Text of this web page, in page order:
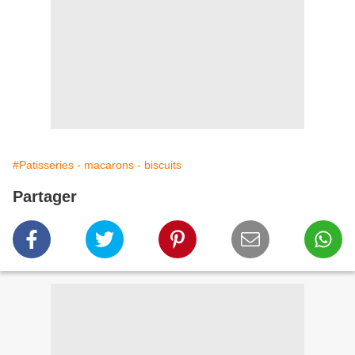
#Patisseries - macarons - biscuits
Partager